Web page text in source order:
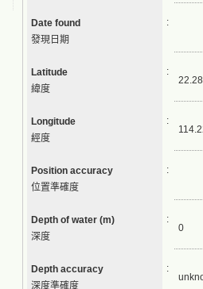
Date found
發現日期
:
Latitude
緯度
:
22.28
Longitude
經度
:
Position accuracy
位置準確度
:
Depth of water (m)
深度
:
0
Depth accuracy
深度準確度
: